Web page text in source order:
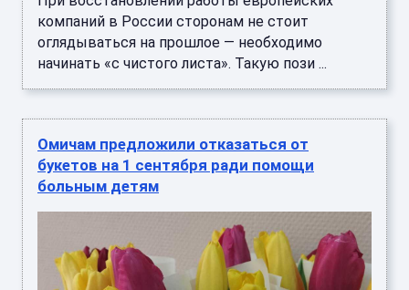
компаний в России сторонам не стоит
оглядываться на прошлое — необходимо
начинать «с чистого листа». Такую пози ...
Омичам предложили отказаться от
букетов на 1 сентября ради помощи
больным детям